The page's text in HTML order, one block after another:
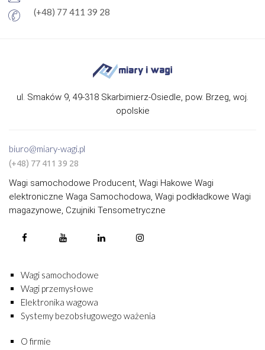
(+48) 77 411 39 28
ul. Smaków 9, 49-318 Skarbimierz-Osiedle, pow. Brzeg, woj.
opolskie
biuro@miary-wagi.pl
(+48) 77 411 39 28
Wagi samochodowe Producent, Wagi Hakowe Wagi
elektroniczne Waga Samochodowa, Wagi podkładkowe Wagi
magazynowe, Czujniki Tensometryczne
Wagi samochodowe
Wagi przemysłowe
Elektronika wagowa
Systemy bezobsługowego ważenia
O firmie